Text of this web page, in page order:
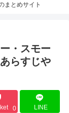
まとめサイト
・スモー
らすじや
0 LINE